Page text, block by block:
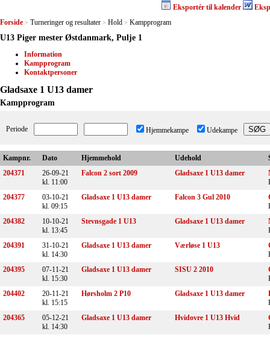
Eksportér til kalender
Forside > Turneringer og resultater > Hold > Kampprogram
U13 Piger mester Østdanmark, Pulje 1
Information
Kampprogram
Kontaktpersoner
Gladsaxe 1 U13 damer
Kampprogram
Periode Hjemmekampe Udekampe
Kampnr. Dato Hjemmehold Udehold
204371
26-09-21
kl. 11:00
Falcon 2 sort 2009 Gladsaxe 1 U13 damer
204377
03-10-21
kl. 09:15
Gladsaxe 1 U13 damer Falcon 3 Gul 2010
204382
10-10-21
kl. 13:45
Stevnsgade 1 U13 Gladsaxe 1 U13 damer
204391
31-10-21
kl. 14:30
Gladsaxe 1 U13 damer Værløse 1 U13
204395
07-11-21
kl. 15:30
Gladsaxe 1 U13 damer SISU 2 2010
204402
20-11-21
kl. 15:15
Hørsholm 2 P10 Gladsaxe 1 U13 damer
204365
05-12-21
kl. 14:30
Gladsaxe 1 U13 damer Hvidovre 1 U13 Hvid